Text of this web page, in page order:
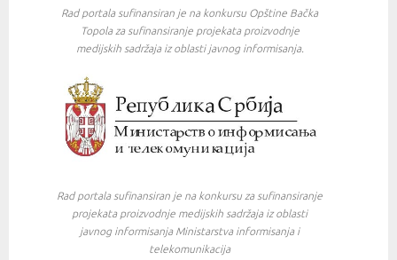
Rad portala sufinansiran je na konkursu Opštine Bačka
Topola za sufinansiranje projekata proizvodnje
medijskih sadržaja iz oblasti javnog informisanja.
Rad portala sufinansiran je na konkursu za sufinansiranje
projekata proizvodnje medijskih sadržaja iz oblasti
javnog informisanja Ministarstva informisanja i
telekomunikacija